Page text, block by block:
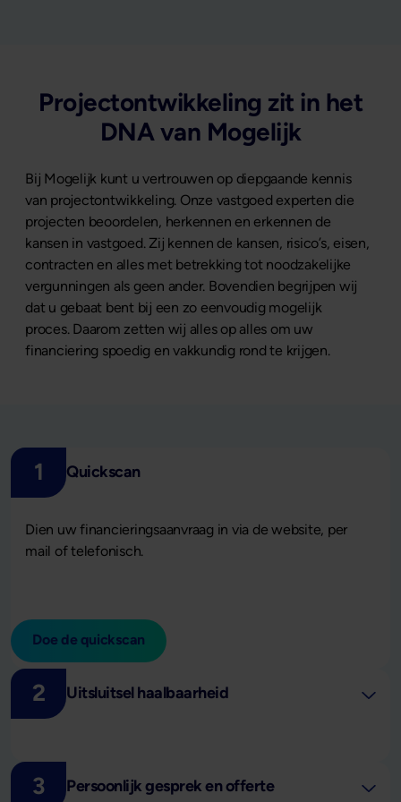
Projectontwikkeling zit in het
DNA van Mogelijk
Bij Mogelijk kunt u vertrouwen op diepgaande kennis
van projectontwikkeling. Onze vastgoed experten die
projecten beoordelen, herkennen en erkennen de
kansen in vastgoed. Zij kennen de kansen, risico’s, eisen,
contracten en alles met betrekking tot noodzakelijke
vergunningen als geen ander. Bovendien begrijpen wij
dat u gebaat bent bij een zo eenvoudig mogelijk
proces. Daarom zetten wij alles op alles om uw
financiering spoedig en vakkundig rond te krijgen.
1 Quickscan
Dien uw financieringsaanvraag in via de website, per
mail of telefonisch.
Doe de quickscan
2 Uitsluitsel haalbaarheid
3 Persoonlijk gesprek en offerte